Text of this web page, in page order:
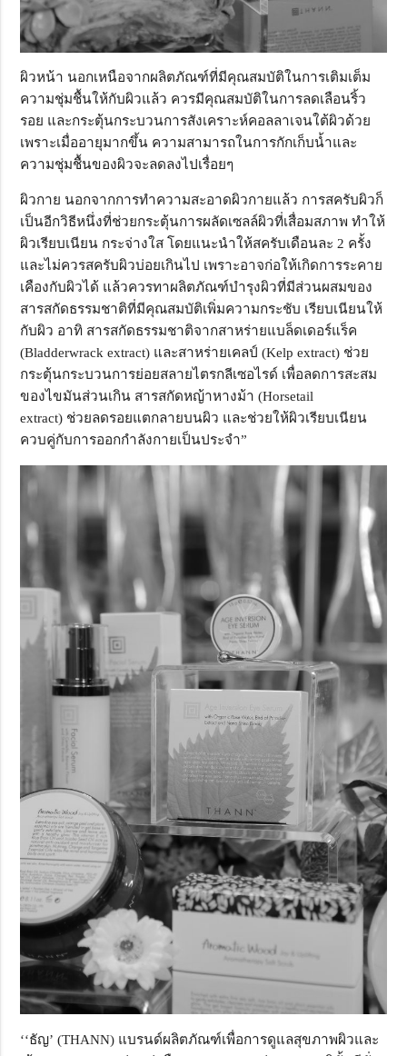
ผิวหน้า นอกเหนือจากผลิตภัณฑ์ที่มีคุณสมบัติในการเติมเต็ม
ความชุ่มชื้นให้กับผิวแล้ว ควรมีคุณสมบัติในการลดเลือนริ้ว
รอย และกระตุ้นกระบวนการสังเคราะห์คอลลาเจนใต้ผิวด้วย
เพราะเมื่ออายุมากขึ้น ความสามารถในการกักเก็บน้ำและ
ความชุ่มชื้นของผิวจะลดลงไปเรื่อยๆ
ผิวกาย นอกจากการทำความสะอาดผิวกายแล้ว การสครับผิวก็
เป็นอีกวิธีหนึ่งที่ช่วยกระตุ้นการผลัดเซลล์ผิวที่เสื่อมสภาพ ทำให้
ผิวเรียบเนียน กระจ่างใส โดยแนะนำให้สครับเดือนละ 2 ครั้ง
และไม่ควรสครับผิวบ่อยเกินไป เพราะอาจก่อให้เกิดการระคาย
เคืองกับผิวได้ แล้วควรทาผลิตภัณฑ์บำรุงผิวที่มีส่วนผสมของ
สารสกัดธรรมชาติที่มีคุณสมบัติเพิ่มความกระชับ เรียบเนียนให้
กับผิว อาทิ สารสกัดธรรมชาติจากสาหร่ายแบล็ดเดอร์แร็ค
(Bladderwrack extract) และสาหร่ายเคลป์ (Kelp extract) ช่วย
กระตุ้นกระบวนการย่อยสลายไตรกลีเซอไรด์ เพื่อลดการสะสม
ของไขมันส่วนเกิน สารสกัดหญ้าหางม้า (Horsetail
extract) ช่วยลดรอยแตกลายบนผิว และช่วยให้ผิวเรียบเนียน
ควบคู่กับการออกกำลังกายเป็นประจำ”
‘‘ธัญ’ (THANN) แบรนด์ผลิตภัณฑ์เพื่อการดูแลสุขภาพผิวและ